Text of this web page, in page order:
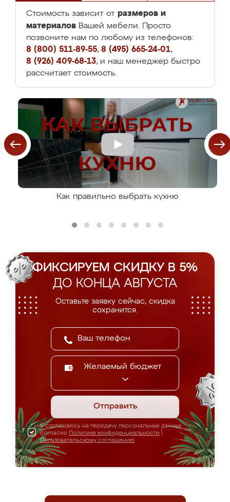
Стоимость зависит от размеров и
материалов Вашей мебели. Просто
позвоните нам по любому из телефонов:
8 (800) 511-89-55, 8 (495) 665-24-01,
8 (926) 409-68-13, и наш менеджер быстро
рассчитает стоимость.
Как правильно выбрать кухню
ФИКСИРУЕМ СКИДКУ В 5%
ДО КОНЦА АВГУСТА
Оставьте заявку сейчас, скидка
сохранится.
Желаемый бюджет
Отправить
Я соглашаюсь на передачу персональных данных
согласно Политике конфиденциальности
Пользовательскому соглашению